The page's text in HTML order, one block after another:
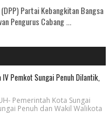
Partai Kebangkitan Bangsa
Pengurus Cabang ...
Pemkot Sungai Penuh Dilantik,
Pemerintah Kota Sungai
Penuh dan Wakil Walikota